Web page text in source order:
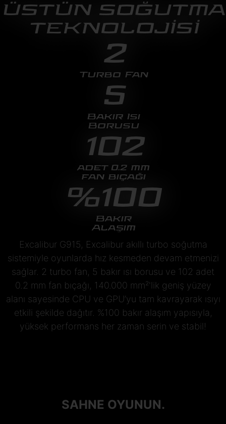
ÜSTÜN SOĞUTMA
TEKNOLOJİSİ
2
Turbo Fan
5
Bakır Isı
Borusu
102
adet 0.2 mm
fan bıçağı
%100
Bakır
Alaşım
Excalibur G915, Excalibur akıllı turbo soğutma
sistemiyle oyunlarda hız kesmeden devam etmenizi
sağlar. 2 turbo fan, 5 bakır ısı borusu ve 102 adet
0.2 mm fan bıçağı, 140.000 mm²'lik geniş yüzey
alanı sayesinde CPU ve GPU’yu tam kavrayarak ısıyı
etkili şekilde dağıtır. %100 bakır alaşım yapısıyla,
yüksek performans her zaman serin ve stabil!
SAHNE OYUNUN.